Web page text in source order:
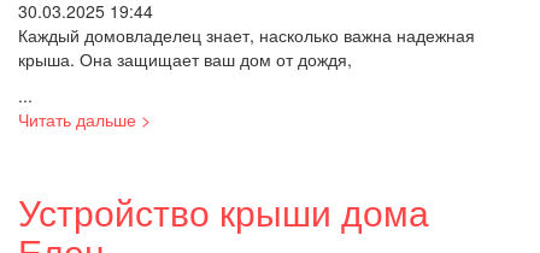
30.03.2025 19:44
Каждый домовладелец знает, насколько важна надежная
крыша. Она защищает ваш дом от дождя,
...
Читать дальше >
Устройство крыши дома